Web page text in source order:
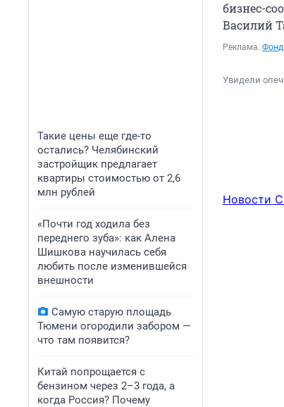
Такие цены еще где-то
остались? Челябинский
застройщик предлагает
квартиры стоимостью от 2,6
млн рублей
«Почти год ходила без
переднего зуба»: как Алена
Шишкова научилась себя
любить после изменившейся
внешности
Самую старую площадь
Тюмени огородили забором —
что там появится?
Китай попрощается с
бензином через 2–3 года, а
когда Россия? Почему
бизнес-
Василий
Реклама. Фонд
Увидели
Новости